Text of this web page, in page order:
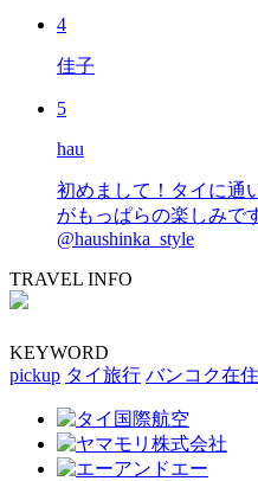
4
佳子
5
hau
初めまして！タイに通
がもっぱらの楽しみで
@haushinka_style
TRAVEL INFO
KEYWORD
pickup タイ旅行 バンコク在住